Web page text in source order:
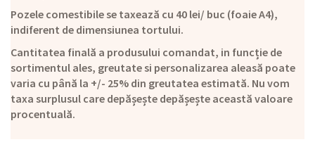
Pozele comestibile se taxează cu 40 lei/ buc (foaie A4),
indiferent de dimensiunea tortului.
Cantitatea finală a produsului comandat, in funcție de
sortimentul ales, greutate si personalizarea aleasă poate
varia cu până la +/- 25% din greutatea estimată. Nu vom
taxa surplusul care depășește depășește această valoare
procentuală.